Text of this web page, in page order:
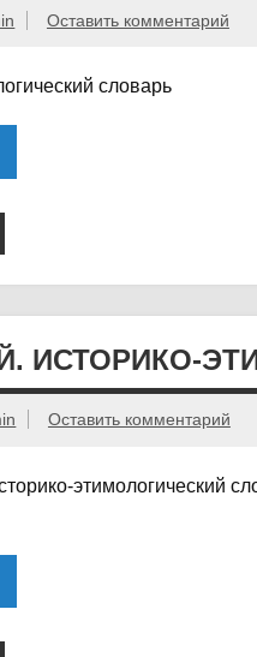
Оставить комментарий
словарь
ИСТОРИКО-
Оставить комментарий
этимологический